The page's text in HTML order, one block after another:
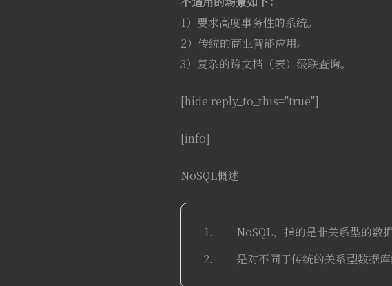
1）要求高度事务性的系统。
2）传统的商业智能应用。
3）复杂的跨文档（表）级联查询。
[hide reply_to_this="true"]
[info]
NoSQL概述
NoSQL，指的是非关系型的数
是对不同于传统的关系型数据